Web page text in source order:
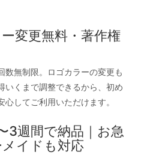
変更無料・著作権
数無制限。ロゴカラーの変更も
いくまで調整できるから、初め
してご利用いただけます。
3週間で納品｜お急
イドも対応